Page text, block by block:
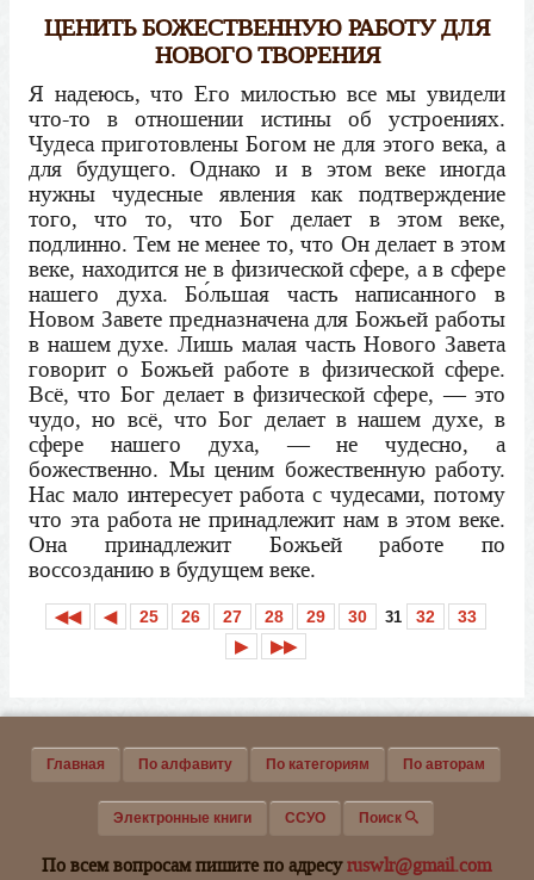
ЦЕНИТЬ БОЖЕСТВЕННУЮ РАБОТУ ДЛЯ
НОВОГО ТВОРЕНИЯ
Я надеюсь, что Его милостью все мы увидели
что-то в отношении истины об устроениях.
Чудеса приготовлены Богом не для этого века, а
для будущего. Однако и в этом веке иногда
нужны чудесные явления как подтверждение
того, что то, что Бог делает в этом веке,
подлинно. Тем не менее то, что Он делает в этом
веке, находится не в физической сфере, а в сфере
нашего духа. Бо́льшая часть написанного в
Новом Завете предназначена для Божьей работы
в нашем духе. Лишь малая часть Нового Завета
говорит о Божьей работе в физической сфере.
Всё, что Бог делает в физической сфере, — это
чудо, но всё, что Бог делает в нашем духе, в
сфере нашего духа, — не чудесно, а
божественно. Мы ценим божественную работу.
Нас мало интересует работа с чудесами, потому
что эта работа не принадлежит нам в этом веке.
Она принадлежит Божьей работе по
воссозданию в будущем веке.
◀◀ ◀ 25 26 27 28 29 30 31 32
33
▶
▶▶
Главная По алфавиту По категориям По авторам
Электронные книги ССУО Поиск
По всем вопросам пишите по адресуruswlr@gmail.com